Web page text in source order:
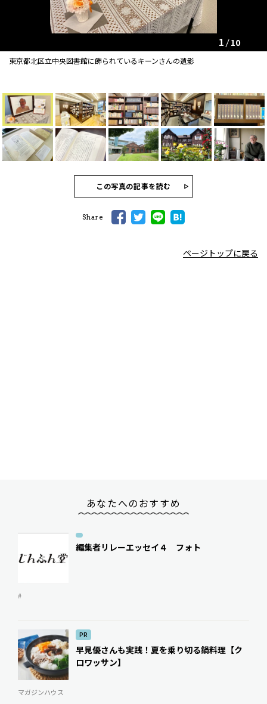
東京都北区立中央図書館に飾られているキーンさんの遺影
1 10
この写真の記事を読む
Share
ページトップに戻る
あなたへのおすすめ
編集者リレーエッセイ４ フォト
#
PR
早見優さんも実践！夏を乗り切る鍋料理【ク
ロワッサン】
マガジンハウス